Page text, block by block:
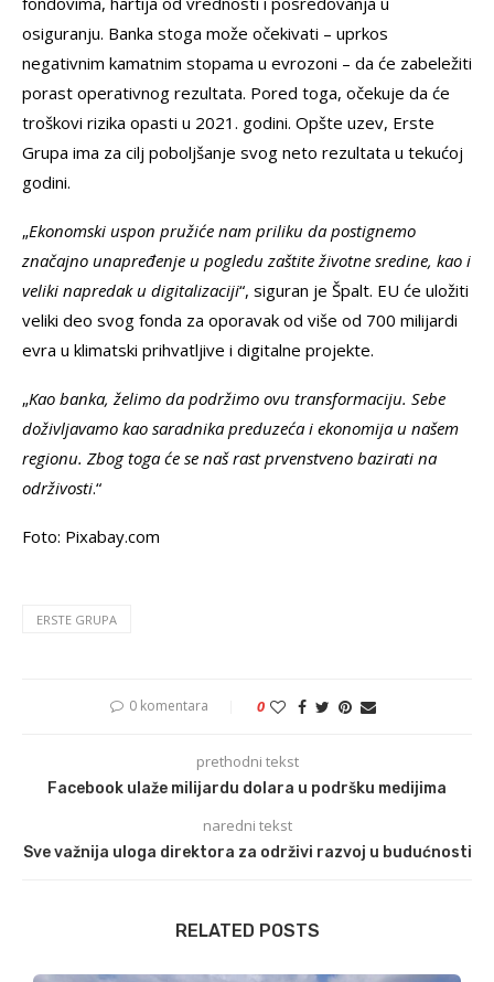
osiguranju. Banka stoga može očekivati – uprkos
negativnim kamatnim stopama u evrozoni – da će zabeležiti
porast operativnog rezultata. Pored toga, očekuje da će
troškovi rizika opasti u 2021. godini. Opšte uzev, Erste
Grupa ima za cilj poboljšanje svog neto rezultata u tekućoj
godini.
„Ekonomski uspon pružiće nam priliku da postignemo
značajno unapređenje u pogledu zaštite životne sredine, kao i
veliki napredak u digitalizaciji“, siguran je Špalt. EU će uložiti
veliki deo svog fonda za oporavak od više od 700 milijardi
evra u klimatski prihvatljive i digitalne projekte.
„Kao banka, želimo da podržimo ovu transformaciju. Sebe
doživljavamo kao saradnika preduzeća i ekonomija u našem
regionu. Zbog toga će se naš rast prvenstveno bazirati na
održivosti.“
Foto: Pixabay.com
ERSTE GRUPA
0 komentara 0
prethodni tekst
Facebook ulaže milijardu dolara u podršku medijima
naredni tekst
Sve važnija uloga direktora za održivi razvoj u budućnosti
RELATED POSTS